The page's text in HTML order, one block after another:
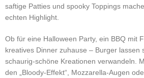
saftige Patties und spooky Toppings
echten Highlight.
Ob für eine Halloween Party, ein BBQ mit
kreatives Dinner zuhause – Burger lassen
schaurig-schöne Kreationen verwandeln.
den „Bloody-Effekt“, Mozzarella-Augen